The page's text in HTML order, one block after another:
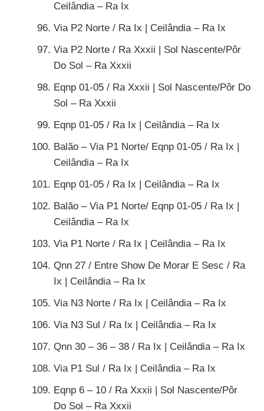
Ceilândia – Ra Ix
Via P2 Norte / Ra Ix | Ceilândia – Ra Ix
Via P2 Norte / Ra Xxxii | Sol Nascente/Pôr
Do Sol – Ra Xxxii
Eqnp 01-05 / Ra Xxxii | Sol Nascente/Pôr Do
Sol – Ra Xxxii
Eqnp 01-05 / Ra Ix | Ceilândia – Ra Ix
Balão – Via P1 Norte/ Eqnp 01-05 / Ra Ix |
Ceilândia – Ra Ix
Eqnp 01-05 / Ra Ix | Ceilândia – Ra Ix
Balão – Via P1 Norte/ Eqnp 01-05 / Ra Ix |
Ceilândia – Ra Ix
Via P1 Norte / Ra Ix | Ceilândia – Ra Ix
Qnn 27 / Entre Show De Morar E Sesc / Ra
Ix | Ceilândia – Ra Ix
Via N3 Norte / Ra Ix | Ceilândia – Ra Ix
Via N3 Sul / Ra Ix | Ceilândia – Ra Ix
Qnn 30 – 36 – 38 / Ra Ix | Ceilândia – Ra Ix
Via P1 Sul / Ra Ix | Ceilândia – Ra Ix
Eqnp 6 – 10 / Ra Xxxii | Sol Nascente/Pôr
Do Sol – Ra Xxxii